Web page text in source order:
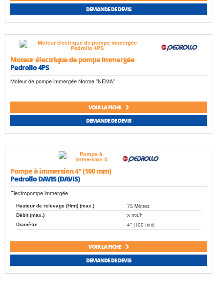
DEMANDE DE DEVIS
Moteur électrique de pompe immergée
Pedrollo 4PS
Moteur de pompe immergée Norme "NEMA"
VOIR LA FICHE
DEMANDE DE DEVIS
Pompe à immersion 4" (100 mm)
Pedrollo DAVIS (DAVIS)
Electropompe immergée
Hauteur de relevage (Hmt) (max.) 75 Mètres
Débit (max.) 3 m3/h
Diamètre 4" (100 mm)
VOIR LA FICHE
DEMANDE DE DEVIS